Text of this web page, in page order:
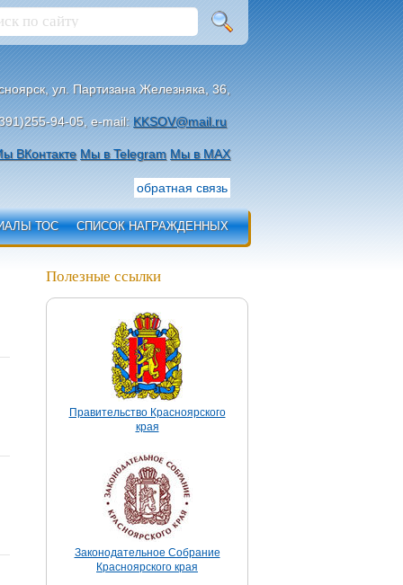
ул. Партизана Железняка, 36,
94-05, e-mail: KKSOV@mail.ru
ВКонтакте Мы в Telegram Мы в МАХ
обратная связь
ТОС СПИСОК НАГРАЖДЕННЫХ
Полезные ссылки
Правительство Красноярского
края
Законодательное Собрание
Красноярского края